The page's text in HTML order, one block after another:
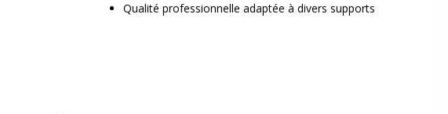
Qualité professionnelle adaptée à divers supports